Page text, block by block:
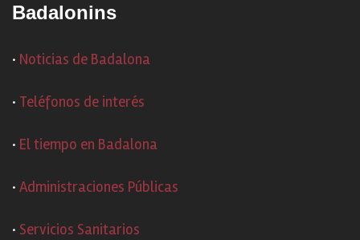
Badalonins
· Noticias de Badalona
· Teléfonos de interés
· El tiempo en Badalona
· Administraciones Públicas
· Servicios Sanitarios